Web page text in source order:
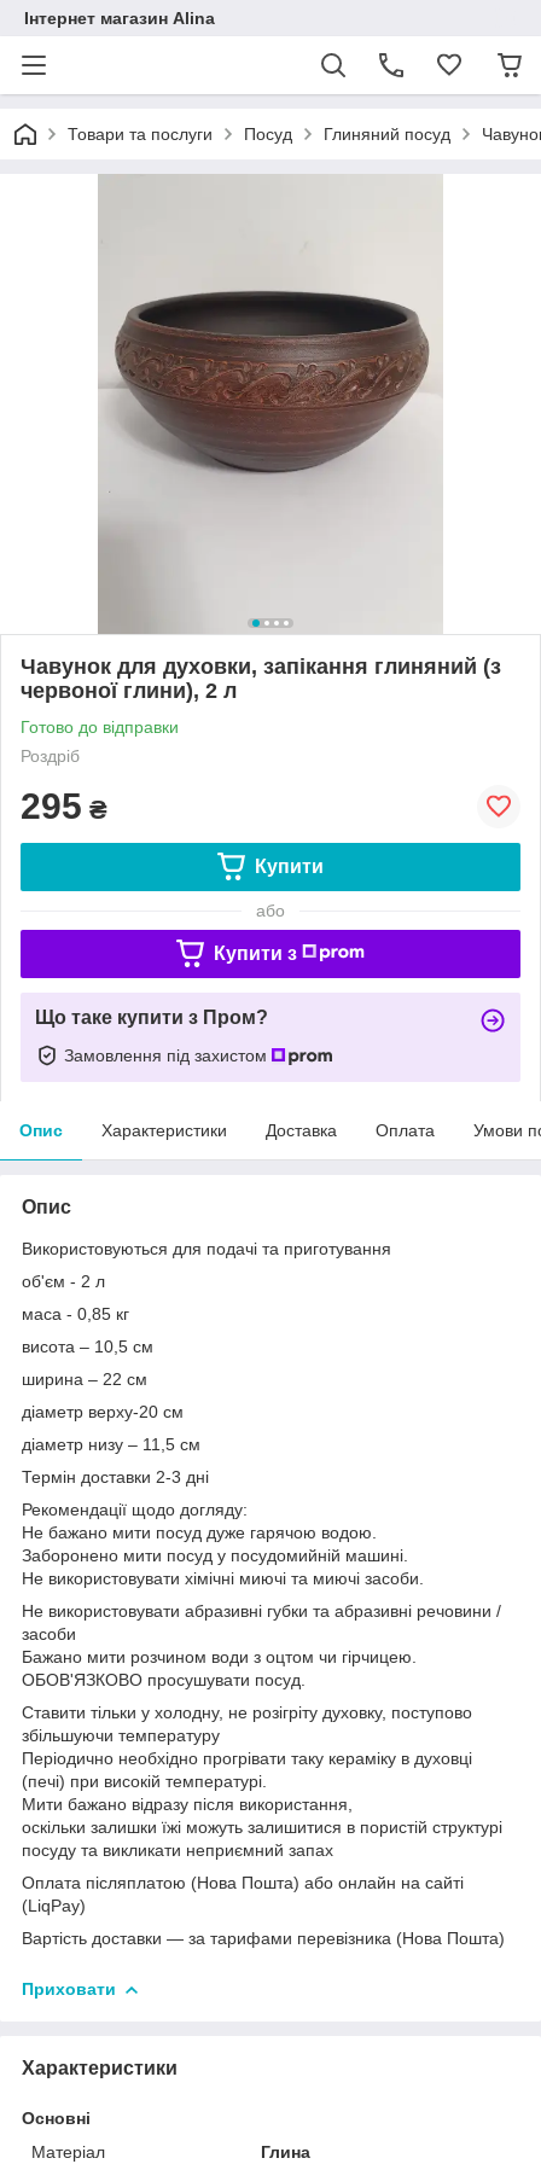
Інтернет магазин Alina
Товари та послуги Посуд Глиняний посуд
Чавунок для духовки, запікання глиняний (з
червоної глини), 2 л
Готово до відправки
Роздріб
295 ₴
Купити
або
Купити з
Що таке купити з Пром?
Замовлення під захистом
Опис Характеристики Доставка Оплата Умови
Опис
Використовуються для подачі та приготування
об'єм - 2 л
маса - 0,85 кг
висота – 10,5 см
ширина – 22 см
діаметр верху-20 см
діаметр низу – 11,5 см
Термін доставки 2-3 дні
Рекомендації щодо догляду:
Не бажано мити посуд дуже гарячою водою.
Заборонено мити посуд у посудомийній машині.
Не використовувати хімічні миючі та миючі засоби.
Не використовувати абразивні губки та абразивні речовини /
засоби
Бажано мити розчином води з оцтом чи гірчицею.
ОБОВ'ЯЗКОВО просушувати посуд.
Ставити тільки у холодну, не розігріту духовку, поступово
збільшуючи температуру
Періодично необхідно прогрівати таку кераміку в духовці
(печі) при високій температурі.
Мити бажано відразу після використання,
оскільки залишки їжі можуть залишитися в пористій структурі
посуду та викликати неприємний запах
Оплата післяплатою (Нова Пошта) або онлайн на сайті
(LiqPay)
Вартість доставки — за тарифами перевізника (Нова Пошта)
Приховати
Характеристики
Основні
Матеріал
Глина